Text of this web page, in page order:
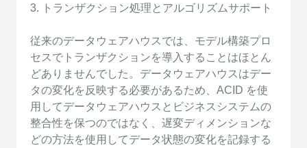
3. トランザクション処理とアルゴリズムサポート
従来のデータウェアハウスでは、モデル構築プロ
セスでトランザクションを導入することはほとん
どありませんでした。データウェアハウスはデー
タの変化を反映する必要があるため、ACID を使
用してデータウェアハウスとビジネスシステムの
整合性を保つのではなく、遅変ディメンションな
どの方法を使用してデータ状態の変化を記録する